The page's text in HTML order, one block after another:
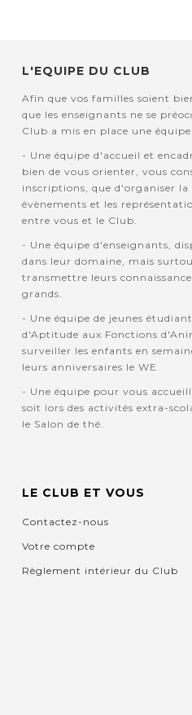
L'EQUIPE DU CLUB
Afin que vos familles soient
que les enseignants ne se
Club a mis en place une
- Une équipe d'accueil et
bien de vous orienter, vous
inscriptions, que d'organiser
évènements et les
entre vous et le Club.
- Une équipe d'enseignants,
dans leur domaine, mais
transmettre leurs
grands.
- Une équipe de jeunes
d'Aptitude aux Fonctions
surveiller les enfants en
leurs anniversaires le WE.
- Une équipe pour vous
soit lors des activités extra-
le Salon de thé.
LE CLUB ET VOUS
Contactez-nous
Votre compte
Règlement intérieur du Club